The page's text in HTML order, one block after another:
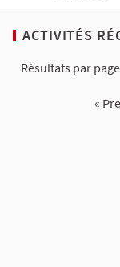
ACTIVITÉS
Résultats par
«